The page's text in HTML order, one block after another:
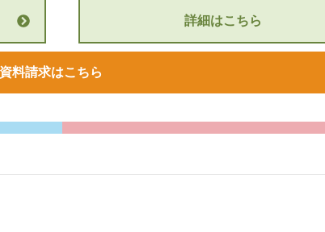
詳細はこちら
資料請求はこちら